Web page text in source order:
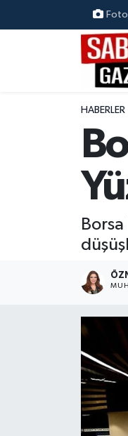
HABERLER
ÖZEL HABER
MAGAZİN
RESMİ İLANLAR
Osmaniye
Osmaniye
Osmaniye
Süper Lig
Tüm Manşetler
Son Dakika
Haber Arşivi